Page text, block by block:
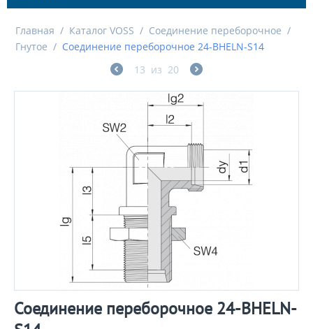
Главная / Каталог VOSS / Соединение переборочное /
Гнутое / Соединение переборочное 24-BHELN-S14
13 из 20
Соединение переборочное 24-BHELN-